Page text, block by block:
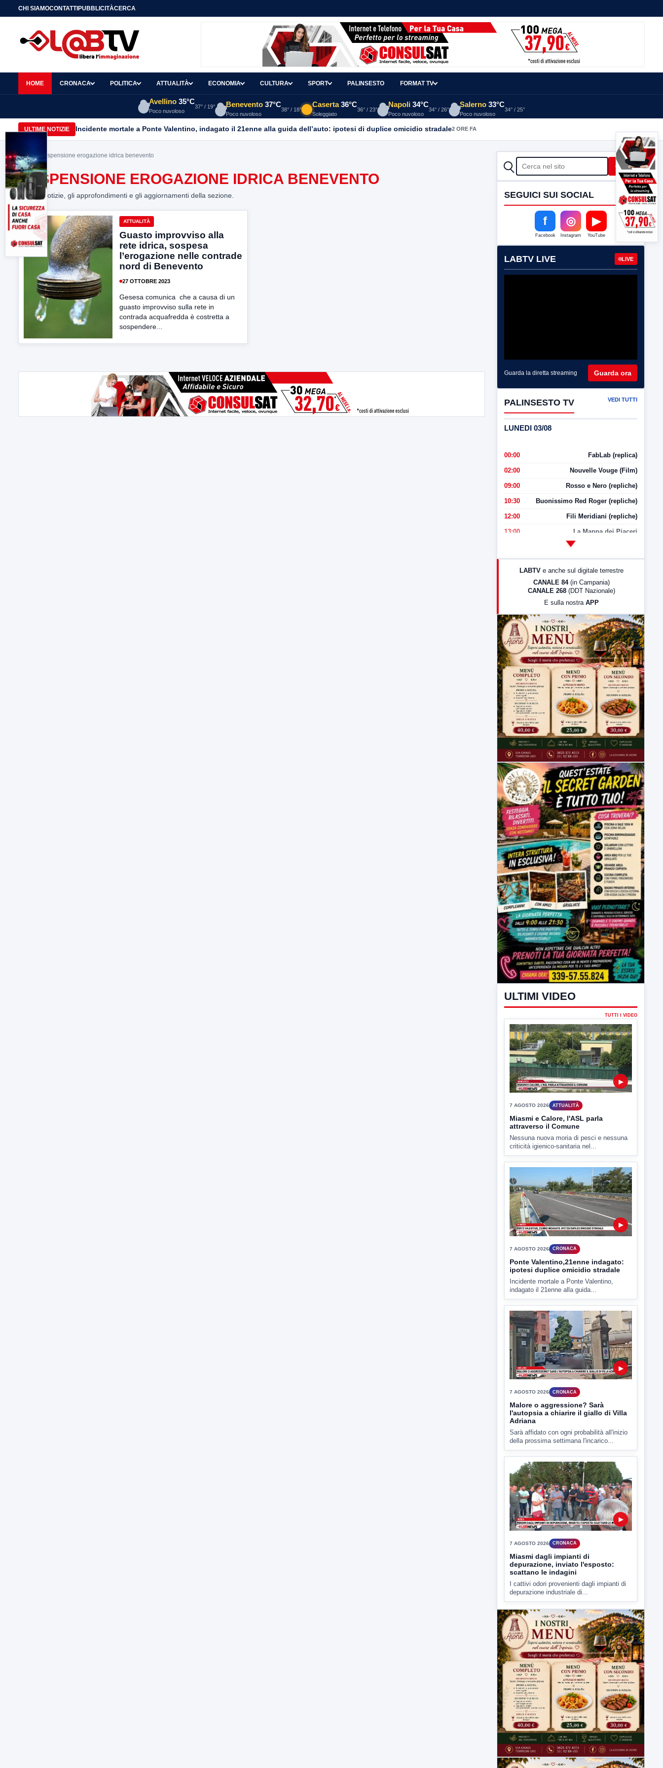
CHI SIAMOCONTATTIPUBBLICITÀCERCA
HOME CRONACA POLITICA ATTUALITÀ ECONOMIA CULTURA SPORT PALINSESTO FORMAT TV
Avellino 35°C
Poco nuvoloso
37° / 19° Benevento 37°C
Poco nuvoloso
38° / 18°
Caserta 36°C
Soleggiato
36° / 23°
Napoli 34°C
Poco nuvoloso
34° / 26°
Salerno 33°C
Poco nuvoloso
34° / 25°
ULTIME NOTIZIE Incidente mortale a Ponte Valentino, indagato il 21enne alla guida dell’auto: ipotesi di duplice omicidio stradale2 ORE FA
Home> sospensione erogazione idrica benevento
SOSPENSIONE EROGAZIONE IDRICA BENEVENTO
Tutte le notizie, gli approfondimenti e gli aggiornamenti della sezione.
ATTUALITÀ
Guasto improvviso alla
rete idrica, sospesa
l’erogazione nelle contrade
nord di Benevento
27 OTTOBRE 2023
Gesesa comunica che a causa di un
guasto improvviso sulla rete in
contrada acquafredda è costretta a
sospendere...
CERCA Cerca
SEGUICI SUI SOCIAL
f
Facebook
◎
Instagram
▶
YouTube
LABTV LIVE LIVE
Guarda la diretta streaming Guarda ora
PALINSESTO TV VEDI TUTTI
LUNEDI 03/08
00:00 FabLab (replica)
02:00 Nouvelle Vouge (Film)
09:00 Rosso e Nero (repliche)
10:30 Buonissimo Red Roger (repliche)
12:00 Fili Meridiani (repliche)
13:00 La Mappa dei Piaceri
LabNews (Diretta)
23:00 LabNews (replica)
LABTV e anche sul digitale terrestre
CANALE 84 (in Campania)
CANALE 268 (DDT Nazionale)
E sulla nostra APP
ULTIMI VIDEO
TUTTI I VIDEO
▶
7 AGOSTO 2026 ATTUALITÀ
Miasmi e Calore, l'ASL parla
attraverso il Comune
Nessuna nuova moria di pesci e nessuna
criticità igienico-sanitaria nel...
▶
7 AGOSTO 2026
Ponte Valentino,21enne indagato:
ipotesi duplice omicidio stradale
Incidente mortale a Ponte Valentino,
indagato il 21enne alla guida...
▶
7 AGOSTO 2026 CRONACA
Malore o aggressione? Sarà
l'autopsia a chiarire il giallo di Villa
Sarà affidato con ogni probabilità all'inizio
della prossima settimana l'incarico...
▶
7 AGOSTO 2026 CRONACA
Miasmi dagli impianti di
depurazione, inviato l'esposto:
I cattivi odori provenienti dagli impianti di
depurazione industriale di...